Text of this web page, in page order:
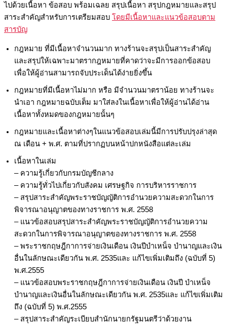
ไปด้วยเนื้อหา ข้อสอบ พร้อมเฉลย สรุปเนื้อหา สรุปกฎหมายและสรุป
สาระสำคัญสำหรับการเตรียมสอบ โดยมีเนื้อหาและแนวข้อสอบตาม
สารบัญ
กฎหมาย ที่มีเนื้อหาจำนวนมาก ทางร้านจะสรุปเป็นสาระสำคัญ
และสรุปให้เฉพาะมาตรากฎหมายที่คาดว่าจะมีการออกข้อสอบ
เพื่อให้ผู้อ่านสามารถจับประเด็นได้ง่ายยิ่งขึ้น
กฎหมายที่มีเนื้อหาไม่มาก หรือ มีจำนวนมาตราน้อย ทางร้านจะ
นำเอา กฎหมายฉบับเต็ม มาใส่ลงในเนื้อหาเพื่อให้ผู้อ่านได้อ่าน
เนื้อหาทั้งหมดของกฎหมายนั้นๆ
กฎหมายและเนื้อหาต่างๆในแนวข้อสอบเล่มนี้มีการปรับปรุงล่าสุด
ณ เดือน + พ.ศ. ตามที่ปรากฏบนหน้าปกหนังสือแต่ละเล่ม
เนื้อหาในเล่ม
– ความรู้เกี่ยวกับกรมบัญชีกลาง
– ความรู้ทั่วไปเกี่ยวกับสังคม เศรษฐกิจ การบริหารราชการ
– สรุปสาระสำคัญพระราชบัญญัติการอำนวยความสะดวกในการ
พิจารณาอนุญาตของทางราชการ พ.ศ. 2558
– แนวข้อสอบสรุปสาระสำคัญพระราชบัญญัติการอำนวยความ
สะดวกในการพิจารณาอนุญาตของทางราชการ พ.ศ. 2558
– พระราชกฤษฎีกาการจ่ายเงินเดือน เงินปีบำเหน็จ บำนาญและเงิน
อื่นในลักษณะเดียวกัน พ.ศ. 2535และ แก้ไขเพิ่มเติมถึง (ฉบับที่ 5)
พ.ศ.2555
– แนวข้อสอบพระราชกฤษฎีกาการจ่ายเงินเดือน เงินปี บำเหน็จ
บำนาญและเงินอื่นในลักษณะเดียวกัน พ.ศ. 2535และ แก้ไขเพิ่มเติม
ถึง (ฉบับที่ 5) พ.ศ.2555
– สรุปสาระสำคัญระเบียบสำนักนายกรัฐมนตรีว่าด้วยงาน